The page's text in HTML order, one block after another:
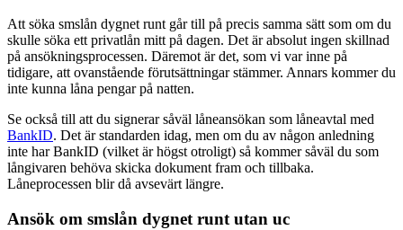
Att söka smslån dygnet runt går till på precis samma sätt som om du
skulle söka ett privatlån mitt på dagen. Det är absolut ingen skillnad
på ansökningsprocessen. Däremot är det, som vi var inne på
tidigare, att ovanstående förutsättningar stämmer. Annars kommer du
inte kunna låna pengar på natten.
Se också till att du signerar såväl låneansökan som låneavtal med
BankID. Det är standarden idag, men om du av någon anledning
inte har BankID (vilket är högst otroligt) så kommer såväl du som
långivaren behöva skicka dokument fram och tillbaka.
Låneprocessen blir då avsevärt längre.
Ansök om smslån dygnet runt utan uc